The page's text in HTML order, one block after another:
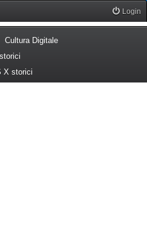
Login
a new tab)
Cultura Digitale(Opens a new tab)
X storici